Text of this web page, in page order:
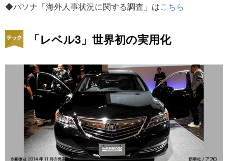
◆パソナ「海外人事状況に関する調査」はこちら
「レベル3」世界初の実用化